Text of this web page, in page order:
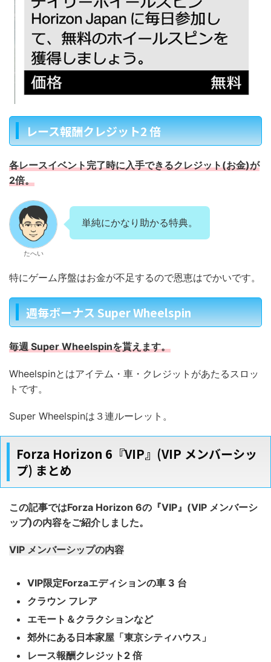
レース報酬クレジット2 倍
各レースイベント完了時に入手できるクレジット(お金)が
2倍。
たへい
単純にかなり助かる特典。
特にゲーム序盤はお金が不足するので恩恵はでかいです。
週毎ボーナス Super Wheelspin
毎週 Super Wheelspinを貰えます。
Wheelspinとはアイテム・車・クレジットがあたるスロッ
トです。
Super Wheelspinは３連ルーレット。
Forza Horizon 6『VIP』(VIP メンバーシッ
プ) まとめ
この記事ではForza Horizon 6の『VIP』(VIP メンバーシ
ップ)の内容をご紹介しました。
VIP メンバーシップの内容
VIP限定Forzaエディションの車 3 台
クラウン フレア
エモート＆クラクションなど
郊外にある日本家屋「東京シティハウス」
レース報酬クレジット2 倍